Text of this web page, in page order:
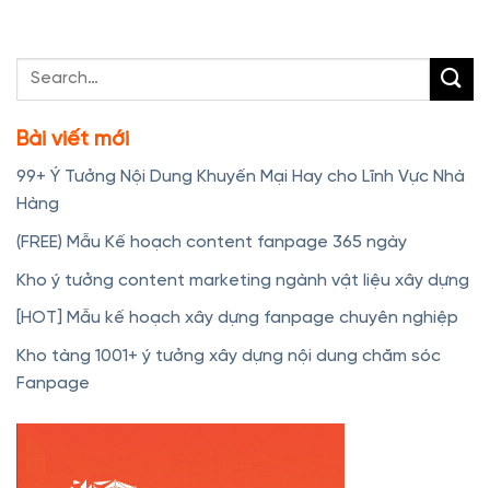
Bài viết mới
99+ Ý Tưởng Nội Dung Khuyến Mại Hay cho Lĩnh Vực Nhà
Hàng
(FREE) Mẫu Kế hoạch content fanpage 365 ngày
Kho ý tưởng content marketing ngành vật liệu xây dựng
[HOT] Mẫu kế hoạch xây dựng fanpage chuyên nghiệp
Kho tàng 1001+ ý tưởng xây dựng nội dung chăm sóc
Fanpage